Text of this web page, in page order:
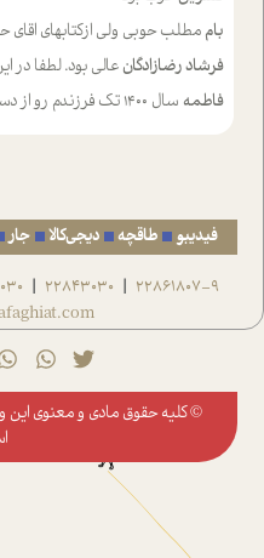
بام مطلب حوبی ولی ازکتابهای اقای حلت درکافه بازاریا مایکت میزاشتن رایگان خوب بود ولی هرکدام خلاصه شده ش
فرشاد رضازادگان عالی بود. لطفا در
فاطمه سال ۱۴۰۰ تک فرزندم رو از دست دادم و هر چی میگذره حالم بدتر میشه و دلتنگتر تنایی رو ترجیح دادم و معاشرت برام سخت شده
فیدیبو طاقچه دیجی‌کالا جار
22861807-9
|
22843030
|
© کلیه حقوق مادی و معنوی